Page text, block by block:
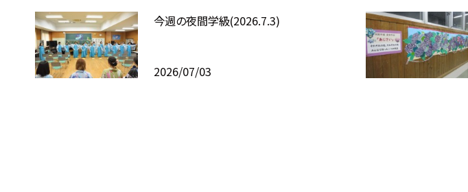
今週の夜間学級(2026.7.3)
2026/07/03